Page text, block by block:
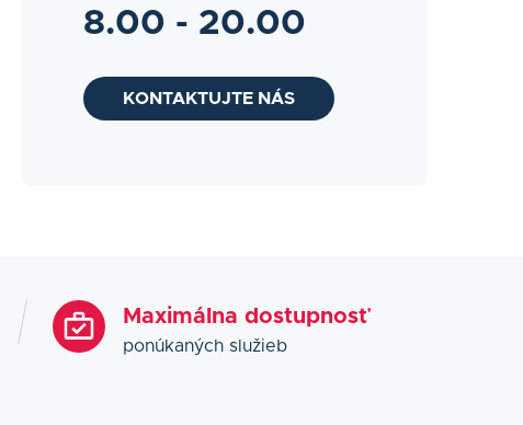
8.00 - 20.00
KONTAKTUJTE NÁS
Maximálna dostupnosť
ponúkaných služieb